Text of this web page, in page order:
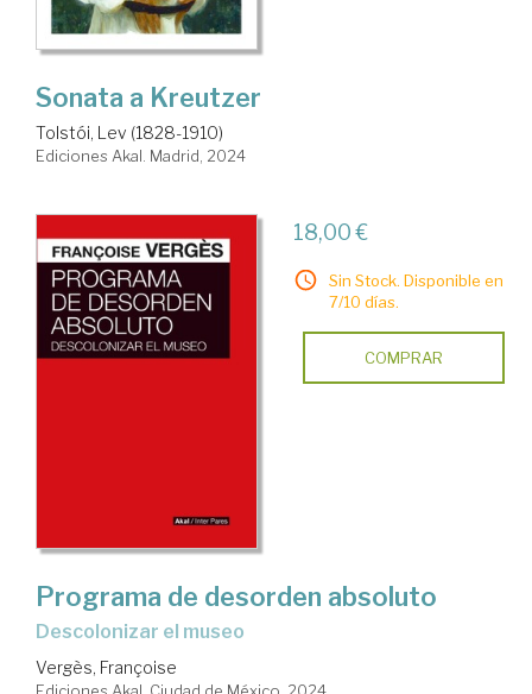
Sonata a Kreutzer
Tolstói, Lev (1828-1910)
Ediciones Akal. Madrid, 2024
18,00 €
Sin Stock. Disponible en
7/10 días.
COMPRAR
Programa de desorden absoluto
descolonizar el museo
Vergès, Françoise